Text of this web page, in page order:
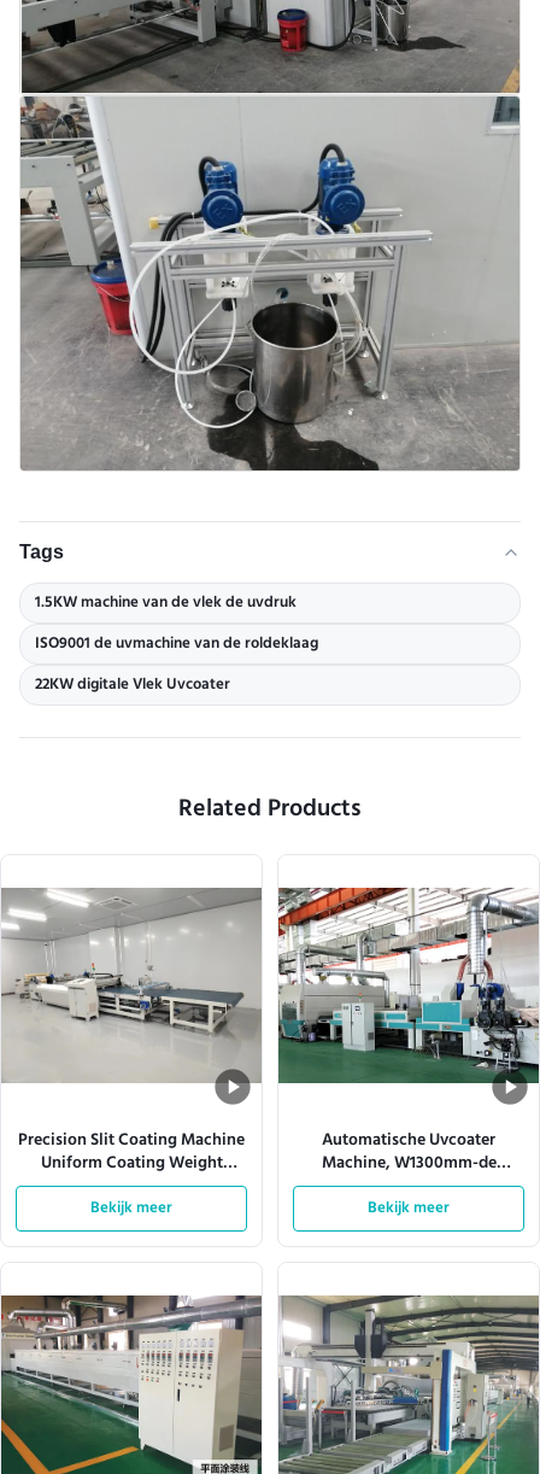
Tags
1.5KW machine van de vlek de uvdruk
ISO9001 de uvmachine van de roldeklaag
22KW digitale Vlek Uvcoater
Related Products
Precision Slit Coating Machine
Uniform Coating Weight
Verstelbare matrijzen
Bekijk meer
Automatische Uvcoater
Machine, W1300mm-de
Productielijn van de Nevelverf
Bekijk meer